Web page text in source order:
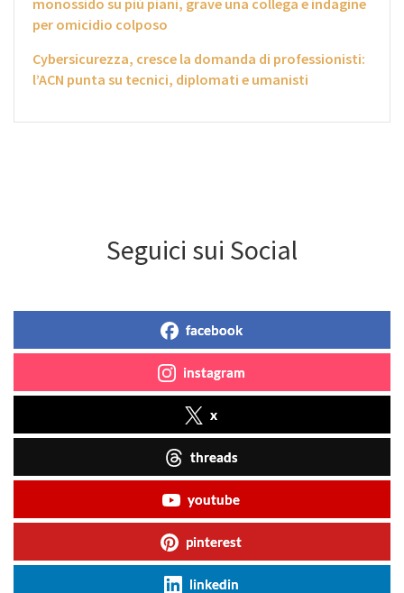
per omicidio colposo
Cybersicurezza, cresce la domanda di professionisti:
l’ACN punta su tecnici, diplomati e umanisti
Seguici sui Social
facebook
instagram
x
threads
youtube
pinterest
linkedin